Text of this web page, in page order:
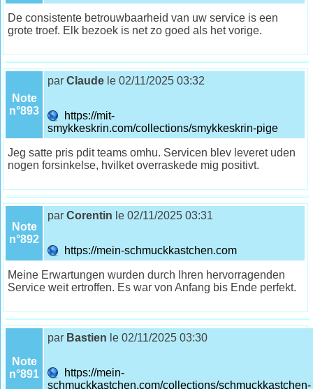
De consistente betrouwbaarheid van uw service is een
grote troef. Elk bezoek is net zo goed als het vorige.
Note
n°893
parClaude le 02/11/2025 03:32
https://mit-
smykkeskrin.com/collections/smykkeskrin-pige
Jeg satte pris pdit teams omhu. Servicen blev leveret uden
nogen forsinkelse, hvilket overraskede mig positivt.
Note
n°892
parCorentin le 02/11/2025 03:31
https://mein-schmuckkastchen.com
Meine Erwartungen wurden durch Ihren hervorragenden
Service weit ertroffen. Es war von Anfang bis Ende perfekt.
Note
n°891
par Bastien le 02/11/2025 03:30
https://mein-
schmuckkastchen.com/collections/schmuckkastchen-